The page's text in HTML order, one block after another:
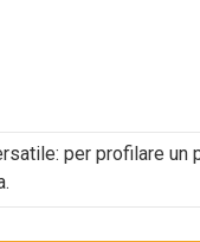
per profilare un